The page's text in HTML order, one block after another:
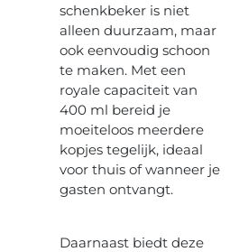
schenkbeker is niet
alleen duurzaam, maar
ook eenvoudig schoon
te maken. Met een
royale capaciteit van
400 ml bereid je
moeiteloos meerdere
kopjes tegelijk, ideaal
voor thuis of wanneer je
gasten ontvangt.
Daarnaast biedt deze